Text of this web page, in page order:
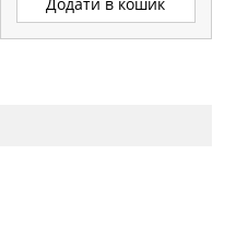
Додати в кошик